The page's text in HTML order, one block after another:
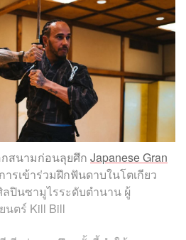
สนามก่อนลุยศึก Japanese Gran
รเข้าร่วมฝึกฟันดาบในโตเกียว
ปินซามูไรระดับตำนาน ผู้
ตร์ Kill Bill